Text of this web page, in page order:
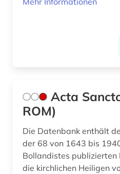
drittes reich (1)
druckgeschichte (5)
druckwerk (1)
Acta
ROM)
Die Datenbank enthält
der 68 von 1643 bis
Bollandistes
die kirchlichen Heiligen